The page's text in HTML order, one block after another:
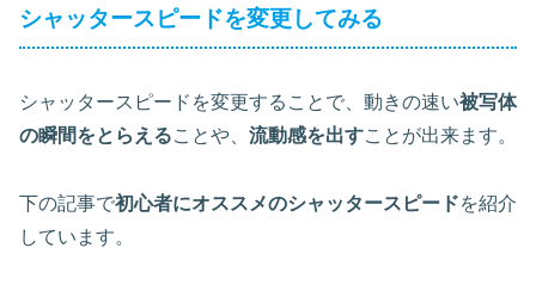
シャッタースピードを変更してみる
シャッタースピードを変更することで、動きの速い被写体
の瞬間をとらえることや、 流動感を出すことが出来ます。
下の記事で初心者にオススメのシャッタースピードを紹介
しています。